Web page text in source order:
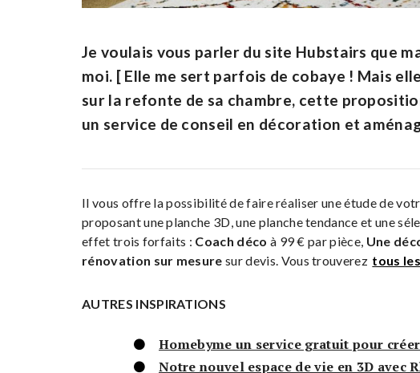
Je voulais vous parler du site Hubstairs que
moi. [ Elle me sert parfois de cobaye ! Mais
sur la refonte de sa chambre, cette
un service de conseil en décoration et
Il vous offre la possibilité de faire réaliser une étude de
proposant une planche 3D, une planche tendance et une
effet trois forfaits : Coach déco à 99 € par pièce, Une
rénovation sur mesure sur devis. Vous trouverez tous
AUTRES INSPIRATIONS
Homebyme un service gratuit pour
Notre nouvel espace de vie en 3D avec